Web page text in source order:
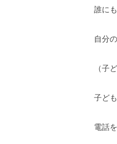
誰に
自分
（子
子ど
電話